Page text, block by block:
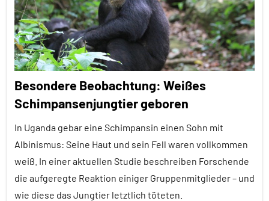
Themen
Alle
Tiergruppen
Brutpflege
Forschung
aktuell
Fressfeinde
Inter-
Spezies
Besondere Beobachtung: Weißes
Schimpansenjungtier geboren
In Uganda gebar eine Schimpansin einen Sohn mit
Albinismus: Seine Haut und sein Fell waren vollkommen
weiß. In einer aktuellen Studie beschreiben Forschende
die aufgeregte Reaktion einiger Gruppenmitglieder – und
wie diese das Jungtier letztlich töteten.